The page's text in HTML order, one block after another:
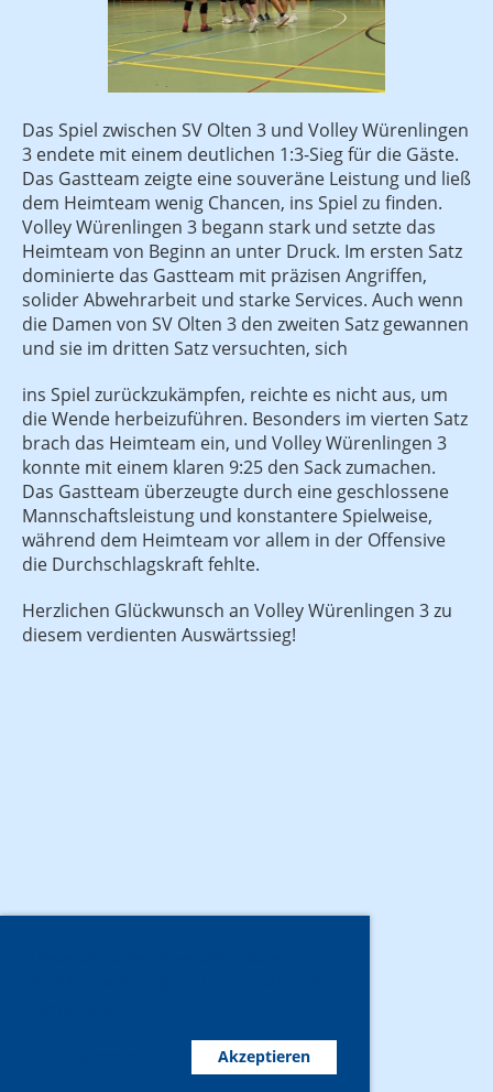
Akzeptieren
Das Spiel zwischen SV Olten 3 und Volley Würenlingen
3 endete mit einem deutlichen 1:3-Sieg für die Gäste.
Das Gastteam zeigte eine souveräne Leistung und ließ
dem Heimteam wenig Chancen, ins Spiel zu finden.
Volley Würenlingen 3 begann stark und setzte das
Heimteam von Beginn an unter Druck. Im ersten Satz
dominierte das Gastteam mit präzisen Angriffen,
solider Abwehrarbeit und starke Services. Auch wenn
die Damen von SV Olten 3 den zweiten Satz gewannen
und sie im dritten Satz versuchten, sich
ins Spiel zurückzukämpfen, reichte es nicht aus, um
die Wende herbeizuführen. Besonders im vierten Satz
brach das Heimteam ein, und Volley Würenlingen 3
konnte mit einem klaren 9:25 den Sack zumachen.
Das Gastteam überzeugte durch eine geschlossene
Mannschaftsleistung und konstantere Spielweise,
während dem Heimteam vor allem in der Offensive
die Durchschlagskraft fehlte.
Herzlichen Glückwunsch an Volley Würenlingen 3 zu
diesem verdienten Auswärtssieg!